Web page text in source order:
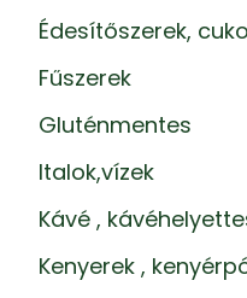
Édesítőszerek,
Fűszerek
Gluténmentes
Italok,vízek
Kávé ,
Kenyerek ,